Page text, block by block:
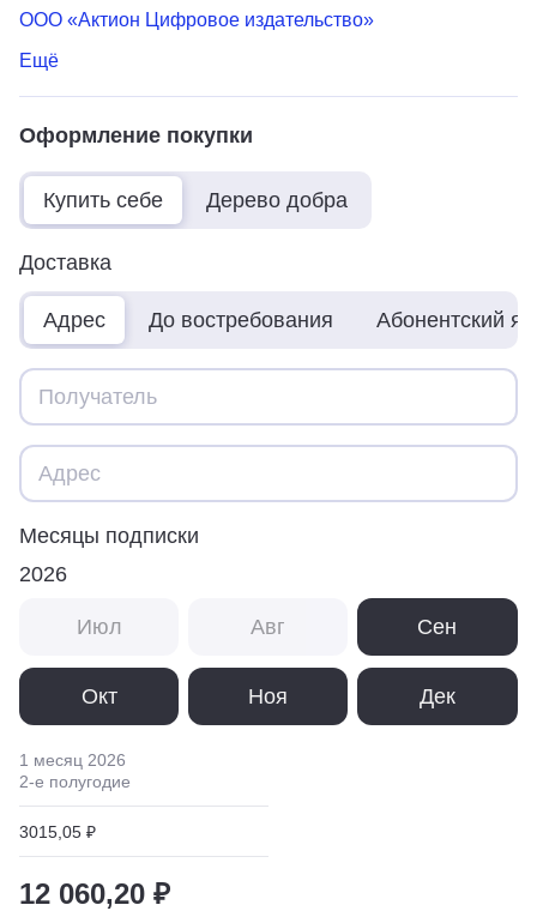
ООО «Актион Цифровое издательство»
Ещё
Оформление покупки
Купить себе Дерево добра
Доставка
Адрес До востребования Абонентский
Месяцы подписки
2026
Июл Авг Сен
Окт Ноя Дек
1 месяц 2026
2-е полугодие
3015,05 ₽
12 060,20 ₽